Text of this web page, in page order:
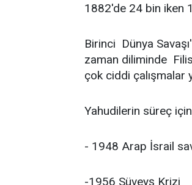
1882'de 24 bin iken
Birinci Dünya
zaman diliminde
çok ciddi çalışmalar
Yahudilerin süreç
- 1948 Arap İsrail
-1956 Süveyş Krizi